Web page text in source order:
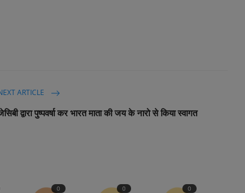
ARTICLE
द्वारा पुष्पवर्षा कर भारत माता की जय के नारो से किया स्वागत
0 0 0